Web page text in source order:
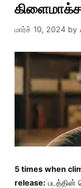
மார்ச் 10, 2024 by
5 times when
release: படத்தின்